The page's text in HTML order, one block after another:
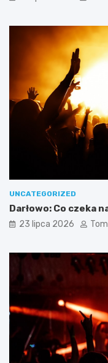
UNCATEGORIZED
Darłowo: Co czeka
23 lipca 2026